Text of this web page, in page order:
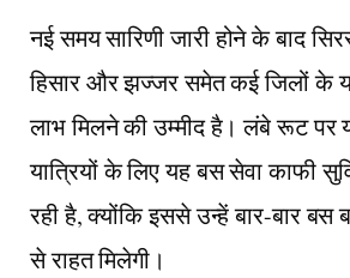
नई समय सारिणी जारी होने के बाद
हिसार और झज्जर समेत कई जिलों के
लाभ मिलने की उम्मीद है। लंबे रूट पर
यात्रियों के लिए यह बस सेवा काफी
रही है, क्योंकि इससे उन्हें बार-बार बस
से राहत मिलेगी।